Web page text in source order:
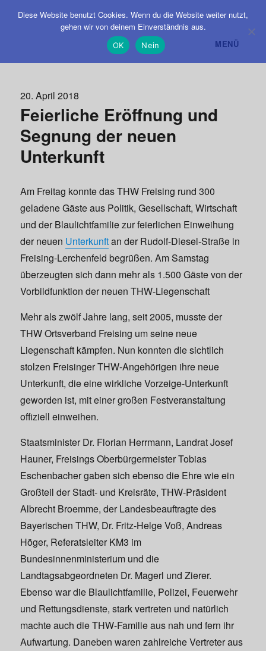
MENÜ
Veröffentlicht
am
20. April 2018
Feierliche Eröffnung und
Segnung der neuen
Unterkunft
Am Freitag konnte das THW Freising rund 300
geladene Gäste aus Politik, Gesellschaft, Wirtschaft
und der Blaulichtfamilie zur feierlichen Einweihung
der neuen Unterkunftan der Rudolf-Diesel-Straße in
Freising-Lerchenfeld begrüßen. Am Samstag
überzeugten sich dann mehr als 1.500 Gäste von der
Vorbildfunktion der neuen THW-Liegenschaft
Mehr als zwölf Jahre lang, seit 2005, musste der
THW Ortsverband Freising um seine neue
Liegenschaft kämpfen. Nun konnten die sichtlich
stolzen Freisinger THW-Angehörigen ihre neue
Unterkunft, die eine wirkliche Vorzeige-Unterkunft
geworden ist, mit einer großen Festveranstaltung
offiziell einweihen.
Staatsminister Dr. Florian Herrmann, Landrat Josef
Hauner, Freisings Oberbürgermeister Tobias
Eschenbacher gaben sich ebenso die Ehre wie ein
Großteil der Stadt- und Kreisräte, THW-Präsident
Albrecht Broemme, der Landesbeauftragte des
Bayerischen THW, Dr. Fritz-Helge Voß, Andreas
Höger, Referatsleiter KM3 im
Bundesinnenministerium und die
Landtagsabgeordneten Dr. Magerl und Zierer.
Ebenso war die Blaulichtfamilie, Polizei, Feuerwehr
und Rettungsdienste, stark vertreten und natürlich
machte auch die THW-Familie aus nah und fern ihr
Aufwartung. Daneben waren zahlreiche Vertreter aus
Diese Website benutzt Cookies. Wenn du die Website weiter nutzt,
gehen wir von deinem Einverständnis aus.
OK Nein